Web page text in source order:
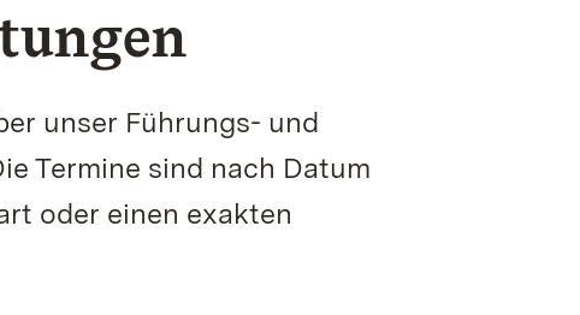
unser Führungs- und
Termine sind nach Datum
oder einen exakten